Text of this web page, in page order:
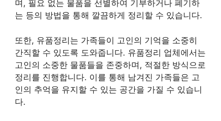
며, 필요 없는 물품을 선별하여 기부하거나 폐기하
는 등의 방법을 통해 깔끔하게 정리할 수 있습니다.
또한, 유품정리는 가족들이 고인의 기억을 소중히
간직할 수 있도록 도와줍니다. 유품정리 업체에서는
고인의 소중한 물품들을 존중하며, 적절한 방식으로
정리를 진행합니다. 이를 통해 남겨진 가족들은 고
인의 추억을 유지할 수 있는 공간을 가질 수 있습니
다.